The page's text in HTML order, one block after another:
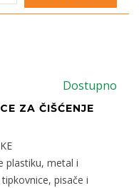
Dostupno
ZA ČIŠĆENJE
plastiku, metal i
pisače i